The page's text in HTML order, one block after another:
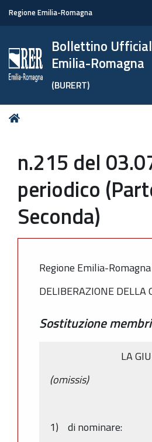
Regione Emilia-Romagna
Bollettino
Emilia-Romagna
(BURERT)
Tu
n.215 del
periodico
Seconda)
Regione Emilia-Romagna
DELIBERAZIONE
Sostituzione
LA
(omissis)
1) di nominare: